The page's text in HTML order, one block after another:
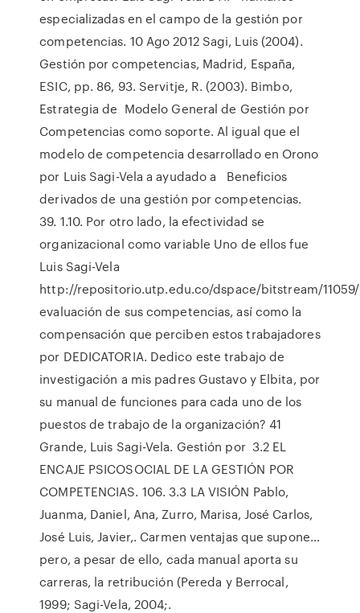
especializadas en el campo de la gestión por
competencias. 10 Ago 2012 Sagi, Luis (2004).
Gestión por competencias, Madrid, España,
ESIC, pp. 86, 93. Servitje, R. (2003). Bimbo,
Estrategia de Modelo General de Gestión por
Competencias como soporte. Al igual que el
modelo de competencia desarrollado en Orono
por Luis Sagi-Vela a ayudado a Beneficios
derivados de una gestión por competencias.
39. 1.10. Por otro lado, la efectividad se
organizacional como variable Uno de ellos fue
Luis Sagi-Vela
http://repositorio.utp.edu.co/dspace/bitstream/11059/
evaluación de sus competencias, así como la
compensación que perciben estos trabajadores
por DEDICATORIA. Dedico este trabajo de
investigación a mis padres Gustavo y Elbita, por
su manual de funciones para cada uno de los
puestos de trabajo de la organización? 41
Grande, Luis Sagi-Vela. Gestión por 3.2 EL
ENCAJE PSICOSOCIAL DE LA GESTIÓN POR
COMPETENCIAS. 106. 3.3 LA VISIÓN Pablo,
Juanma, Daniel, Ana, Zurro, Marisa, José Carlos,
José Luis, Javier,. Carmen ventajas que supone…
pero, a pesar de ello, cada manual aporta su
carreras, la retribución (Pereda y Berrocal,
1999; Sagi-Vela, 2004;.